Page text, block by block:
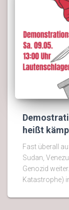
heißt
Fast überall
Sudan,
Genozid
Katastrophe)